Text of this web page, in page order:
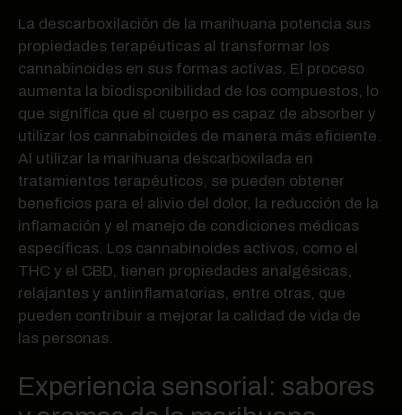
La descarboxilación de la marihuana potencia sus
propiedades terapéuticas al transformar los
cannabinoides en sus formas activas. El proceso
aumenta la biodisponibilidad de los compuestos, lo
que significa que el cuerpo es capaz de absorber y
utilizar los cannabinoides de manera más eficiente.
Al utilizar la marihuana descarboxilada en
tratamientos terapéuticos, se pueden obtener
beneficios para el alivio del dolor, la reducción de la
inflamación y el manejo de condiciones médicas
específicas. Los cannabinoides activos, como el
THC y el CBD, tienen propiedades analgésicas,
relajantes y antiinflamatorias, entre otras, que
pueden contribuir a mejorar la calidad de vida de
las personas.
Experiencia sensorial: sabores